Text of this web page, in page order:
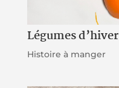
Légumes d’hiver
Histoire à manger